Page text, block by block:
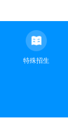
特殊招生